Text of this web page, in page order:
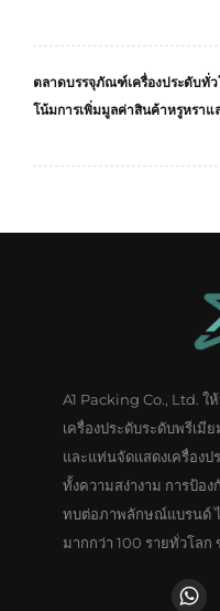
ตลาดบรรจุภัณฑ์เครื่องประดับทั่ว
โน้มการเพิ่มมูลค่าสินค้าหรูหรา
A1 Packing Co., Ltd.
เครื่องประดับระดับพรีเมี
และแท่นจัดแสดงเครื่องป
ทั้งความสง่างาม การป้อ
ทบต่อภาพลักษณ์แบรนด์ ไ
มากกว่า 100 รายทั่วโล